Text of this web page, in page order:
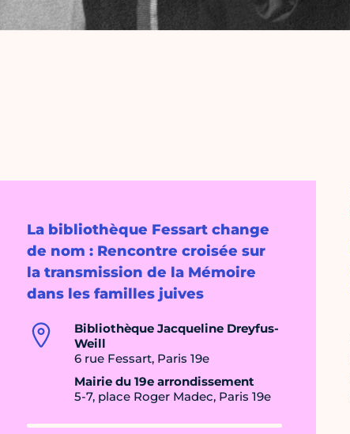
La bibliothèque Fessart change
de nom : Rencontre croisée sur
la transmission de la Mémoire
dans les familles juives
Bibliothèque Jacqueline Dreyfus-
Weill
6 rue Fessart, Paris 19e
Mairie du 19e arrondissement
5-7, place Roger Madec, Paris 19e